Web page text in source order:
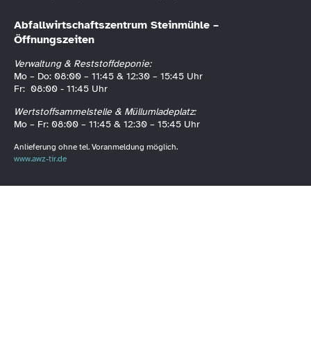
Abfallwirtschaftszentrum Steinmühle –
Öffnungszeiten
Verwaltung & Reststoffdeponie:
Mo – Do: 08:00 – 11:45 & 12:30 – 15:45 Uhr
Fr: 08:00 - 11:45 Uhr
Wertstoffsammelstelle & Müllumladeplatz:
Mo – Fr: 08:00 – 11:45 & 12:30 – 15:45 Uhr
Anlieferung ohne tel. Voranmeldung möglich.
www.awz-tir.de